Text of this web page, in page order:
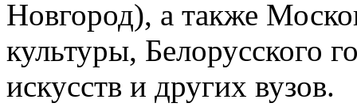
Новгород), а также
культуры, Белорусского
искусств и других вузов.